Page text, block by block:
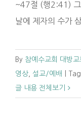
~47절 (행2:41) 그
날에 제자의 수가
By 참예수교회 대방교
영상
설교/예배
글 내용 전체보기